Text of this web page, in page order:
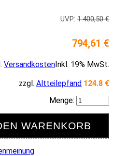
UVP: 1.400,50 €
794,61 €
Inkl. 19% MwSt.
Versandkosten
zzgl. Altteilepfand 124.8 €
Menge:
WARENKORB